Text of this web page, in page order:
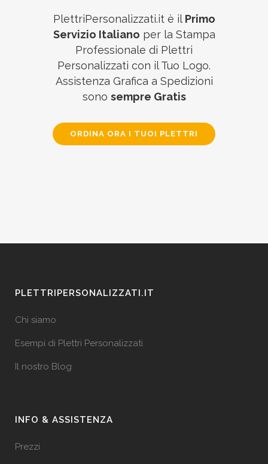
PlettriPersonalizzati.it è il Primo
Servizio Italiano per la Stampa
Professionale di Plettri
Personalizzati con il Tuo Logo.
Assistenza Grafica a Spedizioni
sono sempre Gratis
ORDINA ORA I TUOI PLETTRI
PLETTRIPERSONALIZZATI.IT
Chi siamo
Esempi di Plettri Personalizzati
Il nostro Blog
INFO & ASSISTENZA
Prezzi